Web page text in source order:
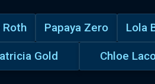
Roth Papaya Zero Lola
Gold Chloe